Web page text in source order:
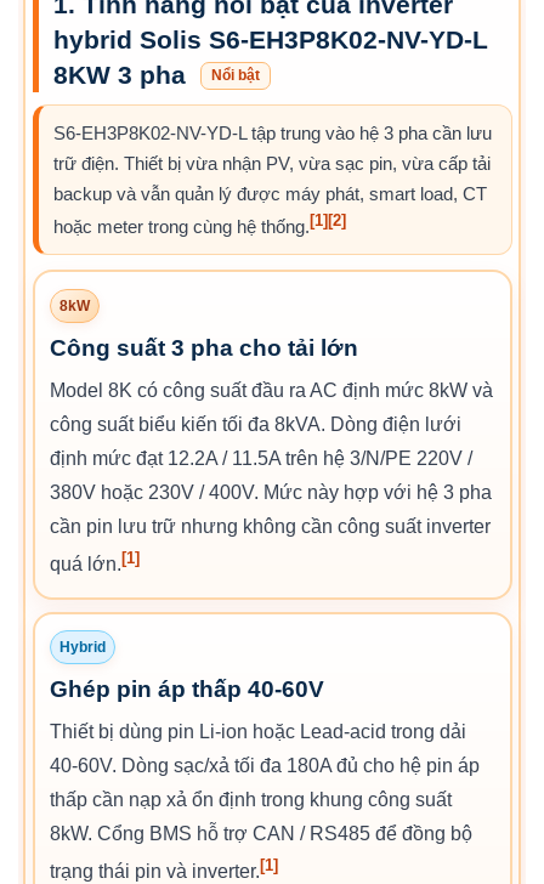
hybrid Solis S6-EH3P8K02-NV-YD-L
8KW 3 pha
Nổi bật
S6-EH3P8K02-NV-YD-L tập trung vào hệ 3 pha cần lưu
trữ điện. Thiết bị vừa nhận PV, vừa sạc pin, vừa cấp tải
backup và vẫn quản lý được máy phát, smart load, CT
hoặc meter trong cùng hệ thống. [1] [2]
8kW
Công suất 3 pha cho tải lớn
Model 8K có công suất đầu ra AC định mức 8kW và
công suất biểu kiến tối đa 8kVA. Dòng điện lưới
định mức đạt 12.2A / 11.5A trên hệ 3/N/PE 220V /
380V hoặc 230V / 400V. Mức này hợp với hệ 3 pha
cần pin lưu trữ nhưng không cần công suất inverter
quá lớn. [1]
Hybrid
Ghép pin áp thấp 40-60V
Thiết bị dùng pin Li-ion hoặc Lead-acid trong dải
40-60V. Dòng sạc/xả tối đa 180A đủ cho hệ pin áp
thấp cần nạp xả ổn định trong khung công suất
8kW. Cổng BMS hỗ trợ CAN / RS485 để đồng bộ
trạng thái pin và inverter. [1]